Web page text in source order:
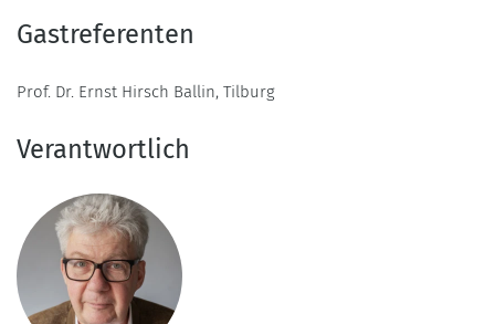
Gastreferenten
Prof. Dr. Ernst Hirsch Ballin, Tilburg
Verantwortlich